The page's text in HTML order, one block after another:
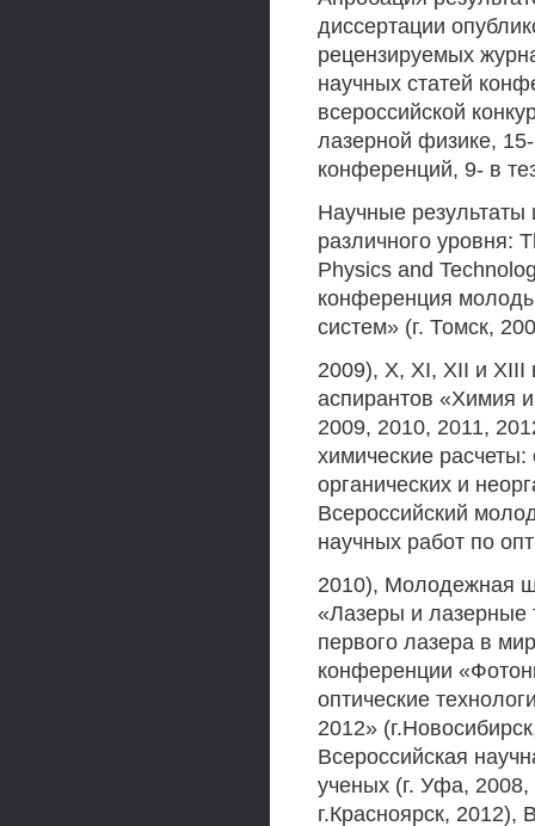
диссертации
рецензируемых
научных статей
всероссийской
лазерной физике,
конференций, 9- в
Научные
различного уровня:
Physics and
конференция
систем» (г. Томск,
2009), X, XI, XII и XIII
аспирантов «Химия
2009, 2010, 2011,
химические расчеты:
органических и
Всероссийский
научных работ по
2010), Молодежная
«Лазеры и лазерные
первого лазера в
конференции
оптические
2012»
Всероссийская
ученых (г. Уфа, 2008,
г.Красноярск,